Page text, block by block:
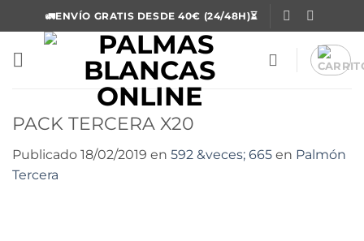
al
contenido
🚛ENVÍO GRATIS DESDE 40€ (24/48H)⏳
PACK TERCERA X20
Publicado 18/02/2019 en 592 &veces; 665 en Palmón
Tercera